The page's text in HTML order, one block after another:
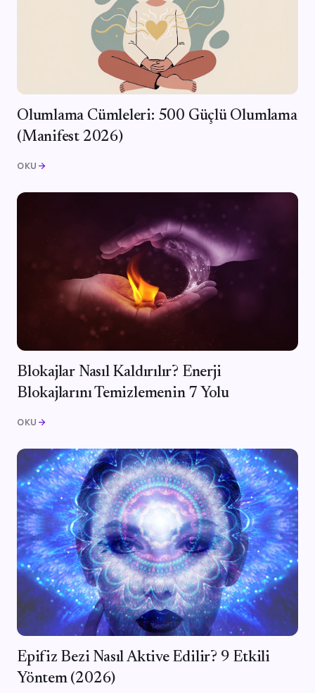
Olumlama Cümleleri: 500 Güçlü Olumlama
(Manifest 2026)
OKU arrow_forward
Blokajlar Nasıl Kaldırılır? Enerji
Blokajlarını Temizlemenin 7 Yolu
OKU arrow_forward
Epifiz Bezi Nasıl Aktive Edilir? 9 Etkili
Yöntem (2026)